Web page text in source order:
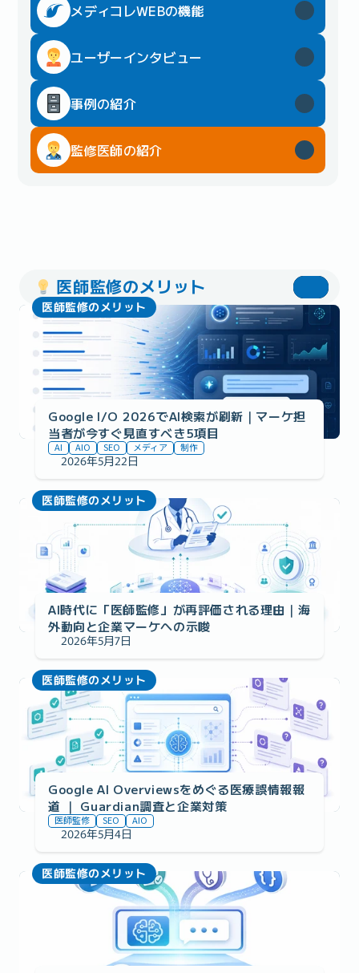
メディコレWEBの機能
ユーザーインタビュー
事例の紹介
監修医師の紹介
医師監修のメリット
医師監修のメリット
Google I/O 2026でAI検索が刷新｜マーケ担
当者が今すぐ見直すべき5項目
AI AIO SEO メディア 制作
2026年5月22日
医師監修のメリット
AI時代に「医師監修」が再評価される理由｜海
外動向と企業マーケへの示唆
2026年5月7日
医師監修のメリット
Google AI Overviewsをめぐる医療誤情報報
道 ｜ Guardian調査と企業対策
医師監修 SEO AIO
2026年5月4日
医師監修のメリット